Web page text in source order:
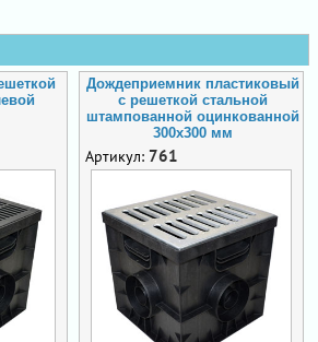
Дождеприемник пластиковый
с решеткой стальной
штампованной оцинкованной
300х300 мм
Артикул: 761